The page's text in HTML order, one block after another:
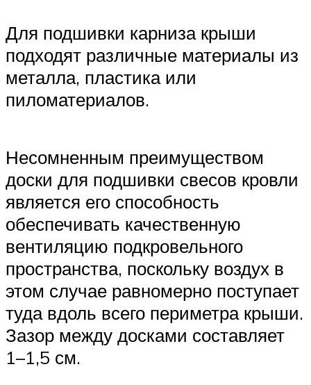
Для подшивки карниза крыши
подходят различные материалы из
металла, пластика или
пиломатериалов.
Несомненным преимуществом
доски для подшивки свесов кровли
является его способность
обеспечивать качественную
вентиляцию подкровельного
пространства, поскольку воздух в
этом случае равномерно поступает
туда вдоль всего периметра крыши.
Зазор между досками составляет
1–1,5 см.